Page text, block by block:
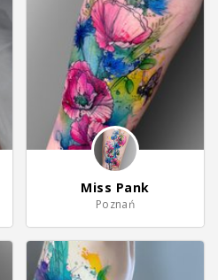
Miss Pank
Poznań